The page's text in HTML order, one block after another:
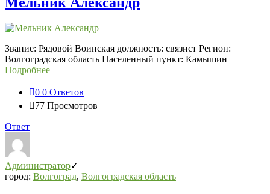
Звание: Рядовой Воинская должность: связист Регион:
Волгоградская область Населенный пункт: Камышин
Подробнее
0 0 Ответов
77 Просмотров
Ответ
Администратор
город: Волгоград, Волгоградская область